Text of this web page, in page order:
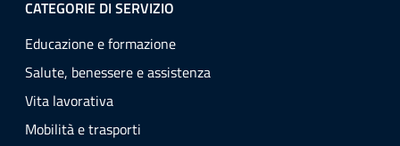
CATEGORIE DI SERVIZIO
Educazione e formazione
Salute, benessere e assistenza
Vita lavorativa
Mobilità e trasporti